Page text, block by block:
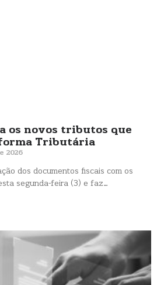
os novos tributos que
Tributária
2026
dos documentos fiscais com os
segunda-feira (3) e faz…